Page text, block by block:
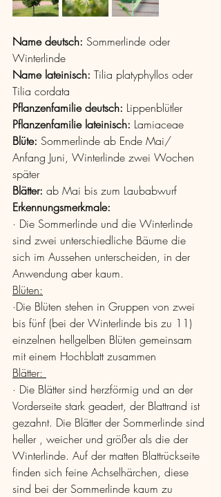
Name deutsch: Sommerlinde oder
Winterlinde
Name lateinisch: Tilia platyphyllos oder
Tilia cordata
Pflanzenfamilie deutsch: Lippenblütler
Pflanzenfamilie lateinisch: Lamiaceae
Blüte: Sommerlinde ab Ende Mai/
Anfang Juni, Winterlinde zwei Wochen
später
Blätter: ab Mai bis zum Laubabwurf
Erkennungsmerkmale:
· Die Sommerlinde und die Winterlinde
sind zwei unterschiedliche Bäume die
sich im Aussehen unterscheiden, in der
Anwendung aber kaum.
Blüten:
·Die Blüten stehen in Gruppen von zwei
bis fünf (bei der Winterlinde bis zu 11)
einzelnen hellgelben Blüten gemeinsam
mit einem Hochblatt zusammen
Blätter:
· Die Blätter sind herzförmig und an der
Vorderseite stark geadert, der Blattrand ist
gezahnt. Die Blätter der Sommerlinde sind
heller , weicher und größer als die der
Winterlinde. Auf der matten Blattrückseite
finden sich feine Achselhärchen, diese
sind bei der Sommerlinde kaum zu